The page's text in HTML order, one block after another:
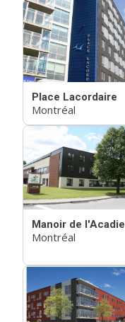
Place Lacordaire
Montréal
Manoir de l'Acadie
Montréal